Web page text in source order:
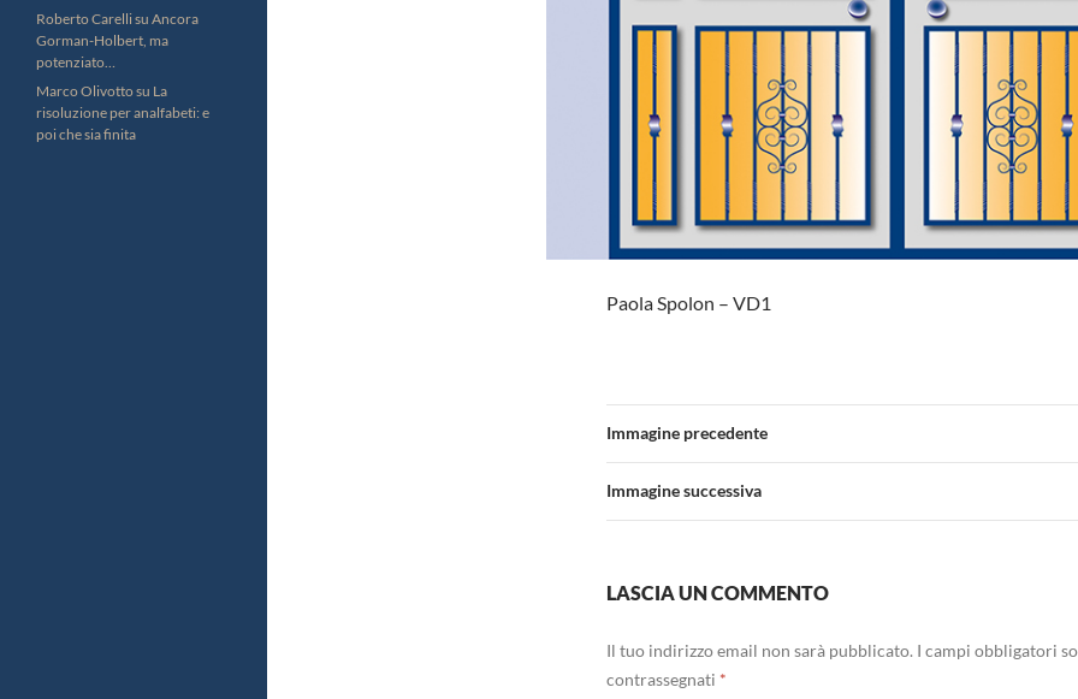
Paola Spolon – VD1
Immagine precedente
Immagine successiva
LASCIA UN COMMENTO
Il tuo indirizzo email non sarà pubblicato. I campi obbligatori
contrassegnati *
Roberto Carellisu Ancora
Gorman-Holbert, ma
potenziato…
Marco Olivottosu La
risoluzione per analfabeti: e
poi che sia finita